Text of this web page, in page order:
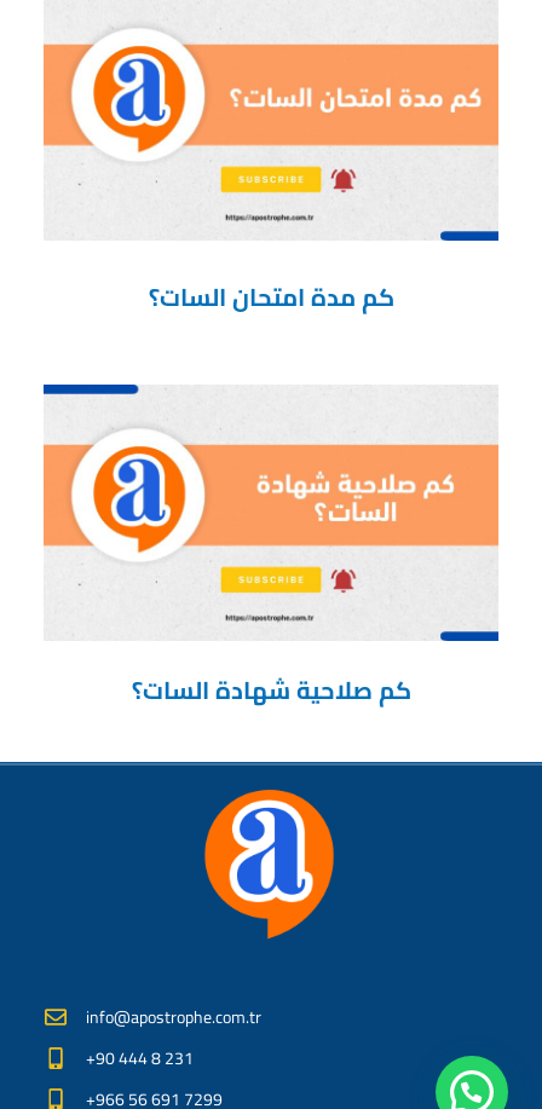
كم مدة امتحان السات؟
كم صلاحية شهادة السات؟
info@apostrophe.com.tr
+90 444 8 231
+966 56 691 7299